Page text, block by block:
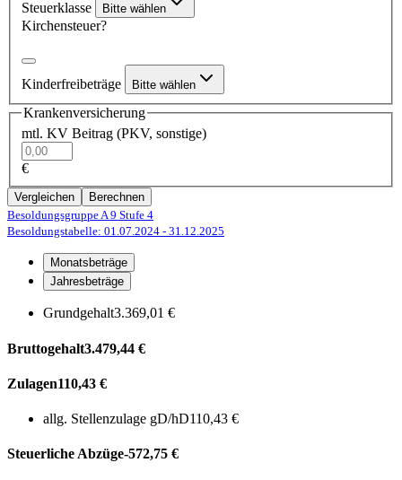
Steuerklasse Bitte wählen
Kirchensteuer?
Kinderfreibeträge Bitte wählen
Krankenversicherung
mtl. KV Beitrag (PKV, sonstige)
€
Vergleichen
Berechnen
Besoldungsgruppe A 9 Stufe 4
Besoldungstabelle: 01.07.2024 - 31.12.2025
Monatsbeträge
Jahresbeträge
Grundgehalt3.369,01 €
Bruttogehalt3.479,44 €
Zulagen110,43 €
allg. Stellenzulage gD/hD110,43 €
Steuerliche Abzüge-572,75 €